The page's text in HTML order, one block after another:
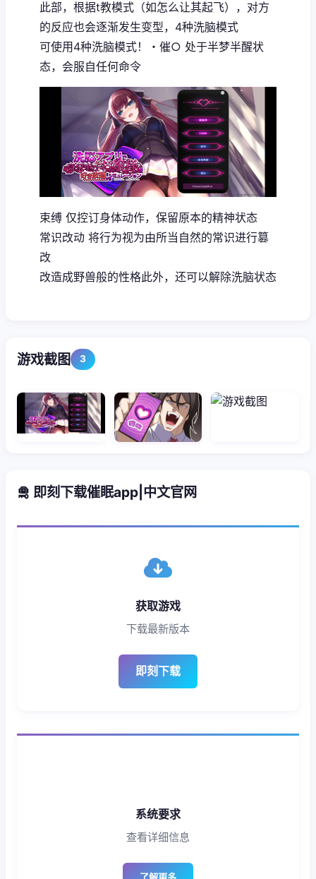
此部，根据t教模式（如怎么让其起飞），对方
的反应也会逐渐发生变型，4种洗脑模式
可使用4种洗脑模式！・催○ 处于半梦半醒状
态，会服自任何命令
束缚 仅控订身体动作，保留原本的精神状态
常识改动 将行为视为由所当自然的常识进行篡
改
改造成野兽般的性格此外，还可以解除洗脑状态
游戏截图 3
🛅 即刻下载催眠app|中文官网
获取游戏
下载最新版本
即刻下载
系统要求
查看详细信息